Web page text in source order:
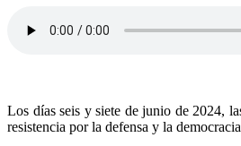
Los días seis y siete de junio de 2024,
resistencia por la defensa y la